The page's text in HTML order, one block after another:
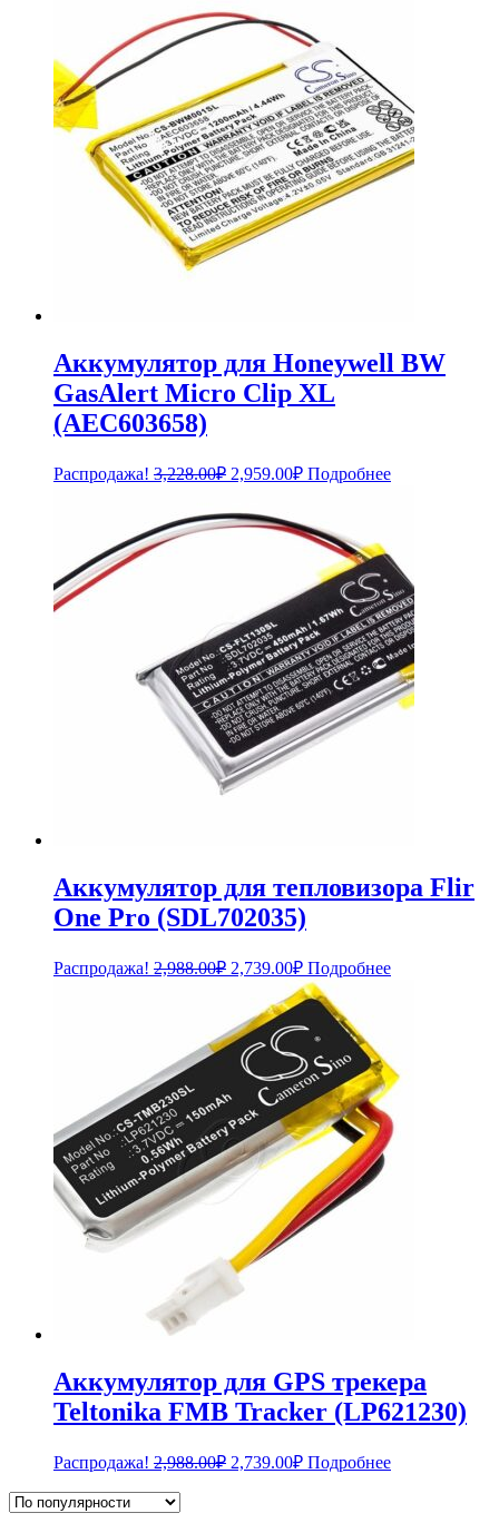
3,468.00₽.
Аккумулятор для Honeywell BW
GasAlert Micro Clip XL
(AEC603658)
Распродажа! 3,228.00₽ Первоначальная
составляла
3,228.00₽.
2,959.00₽Текущая
цена:
Подробнее
Аккумулятор для тепловизора Flir
One Pro (SDL702035)
Распродажа! 2,988.00₽ Первоначальная
составляла
2,988.00₽.
2,739.00₽Текущая
цена:
2,739.00₽.
Подробнее
Аккумулятор для GPS трекера
Teltonika FMB Tracker (LP621230)
Распродажа! 2,988.00₽ Первоначальная
2,739.00₽Текущая
цена:
Подробнее